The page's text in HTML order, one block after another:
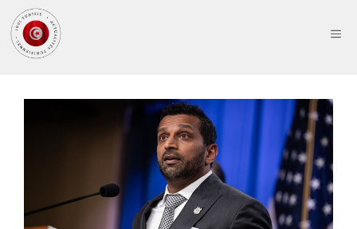
au
contenu